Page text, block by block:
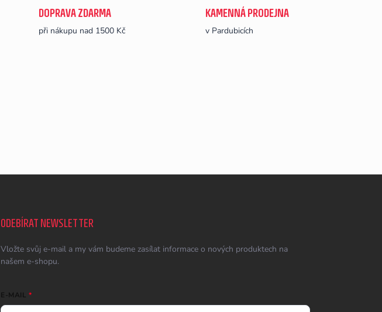
DOPRAVA ZDARMA
při nákupu nad 1500 Kč
KAMENNÁ PRODEJNA
v Pardubicích
ODEBÍRAT NEWSLETTER
Vložte svůj e-mail a my vám budeme zasílat informace o nových produktech na
našem e-shopu.
E-MAIL